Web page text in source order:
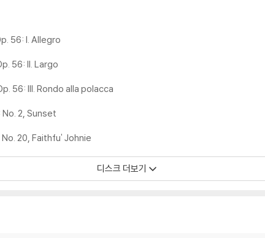
대한 일관되게 유지되도록 디스크 센터 홀 구경이 작게 제작되는 경우가
끗하지 않은 경우가 있으며, 이는 상품의 불량이 아닙니다. 단, 재생에
품/교환이 불가합니다.
수 있습니다.
얼룩과 번짐, 반점 등이 발생할 수 있습니다.
성이 높고 재판매가 어려우므로 신중한 구매를 부탁드립니다.
56: I. Allegro
56: II. Largo
56: III. Rondo alla polacca
2, Sunset
20, Faithfu' Johnie
디스크 더보기